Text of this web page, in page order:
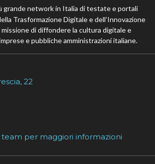
grande network in Italia di testate e portali
Trasformazione Digitale e dell’Innovazione
di diffondere la cultura digitale e
e pubbliche amministrazioni italiane.
22
per maggiori informazioni